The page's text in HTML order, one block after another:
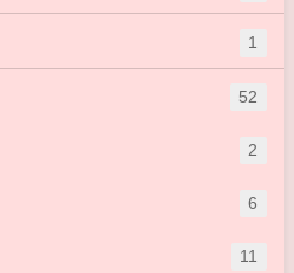
1
52
2
6
11